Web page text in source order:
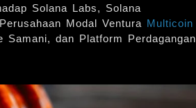
Solana Labs, Solana
Modal Ventura Multicoin
Samani, dan Platform Perdagangan